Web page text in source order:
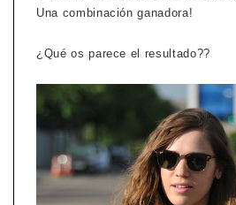
Una combinación ganadora!
¿Qué os parece el resultado??